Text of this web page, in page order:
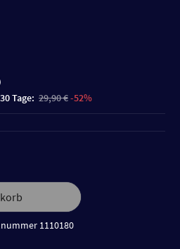
Tage: 29,90 €-52%
1110180